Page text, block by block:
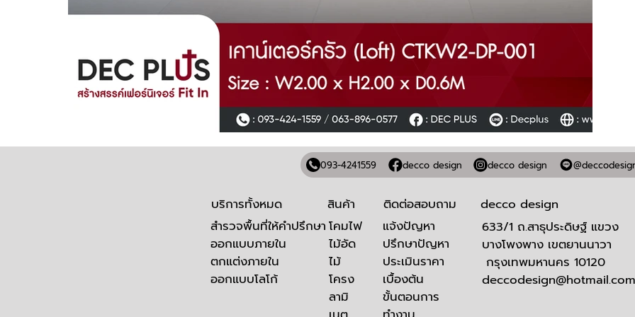
093-4241559 decco design decco design
บริการทั้งหมด
สำรวจพื้นที่ให้คำปรึกษา
ออกแบบภายใน
ตกแต่งภายใน
ออกแบบโลโก้
สินค้า
โคมไฟ
ไม้อัด
ไม้
โครง
ลามิ
ติดต่อสอบถาม
​แจ้งปัญหา
ปรึกษาปัญหา
ประเมินราคา
เบื้องต้น
ขั้นตอนการ
decco design
633/1 ถ.สาธุประดิษฐ์ แขวง
บางโพงพาง เขตยานนาวา
กรุงเทพมหานคร 10120